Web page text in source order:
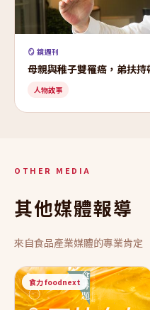
🪞 鏡週刊
母親與稚子雙罹癌，弟扶
人物故事
OTHER MEDIA
其他媒體報導
來自食品產業媒體的專業肯定
食力 foodnext